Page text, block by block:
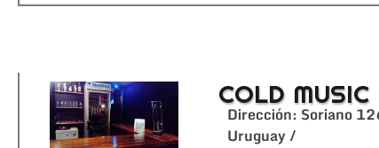
COLD MUSIC
Dirección: Soriano
Uruguay /